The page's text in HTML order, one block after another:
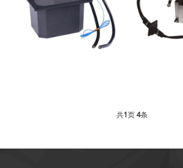
共1页4条